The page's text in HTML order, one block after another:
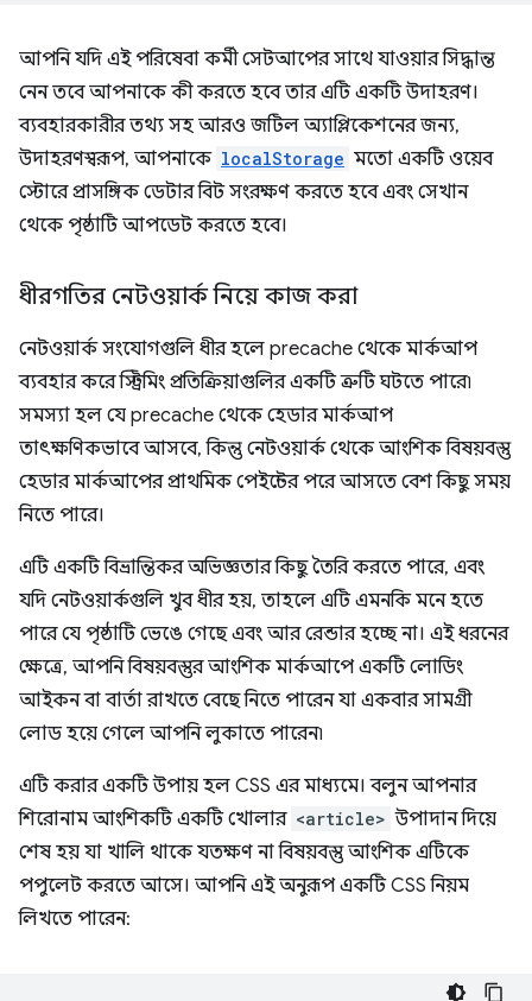
আপনি যদি এই পরিষেবা কর্মী সেটআপের সাথে যাওয়ার সিদ্ধান্ত
নেন তবে আপনাকে কী করতে হবে তার এটি একটি উদাহরণ।
ব্যবহারকারীর তথ্য সহ আরও জটিল অ্যাপ্লিকেশনের জন্য,
উদাহরণস্বরূপ, আপনাকে localStorage মতো একটি ওয়েব
স্টোরে প্রাসঙ্গিক ডেটার বিট সংরক্ষণ করতে হবে এবং সেখান
থেকে পৃষ্ঠাটি আপডেট করতে হবে।
ধীরগতির নেটওয়ার্ক নিয়ে কাজ করা
নেটওয়ার্ক সংযোগগুলি ধীর হলে precache থেকে মার্কআপ
ব্যবহার করে স্ট্রিমিং প্রতিক্রিয়াগুলির একটি ত্রুটি ঘটতে পারে৷
সমস্যা হল যে precache থেকে হেডার মার্কআপ
তাৎক্ষণিকভাবে আসবে, কিন্তু নেটওয়ার্ক থেকে আংশিক বিষয়বস্তু
হেডার মার্কআপের প্রাথমিক পেইন্টের পরে আসতে বেশ কিছু সময়
নিতে পারে।
এটি একটি বিভ্রান্তিকর অভিজ্ঞতার কিছু তৈরি করতে পারে, এবং
যদি নেটওয়ার্কগুলি খুব ধীর হয়, তাহলে এটি এমনকি মনে হতে
পারে যে পৃষ্ঠাটি ভেঙে গেছে এবং আর রেন্ডার হচ্ছে না। এই ধরনের
ক্ষেত্রে, আপনি বিষয়বস্তুর আংশিক মার্কআপে একটি লোডিং
আইকন বা বার্তা রাখতে বেছে নিতে পারেন যা একবার সামগ্রী
লোড হয়ে গেলে আপনি লুকাতে পারেন৷
এটি করার একটি উপায় হল CSS এর মাধ্যমে। বলুন আপনার
শিরোনাম আংশিকটি একটি খোলার <article> উপাদান দিয়ে
শেষ হয় যা খালি থাকে যতক্ষণ না বিষয়বস্তু আংশিক এটিকে
পপুলেট করতে আসে। আপনি এই অনুরূপ একটি CSS নিয়ম
লিখতে পারেন: